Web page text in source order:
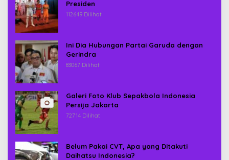
Presiden
112649 Dilihat
Ini Dia Hubungan Partai Garuda dengan
Gerindra
83067 Dilihat
Galeri Foto Klub Sepakbola Indonesia
Persija Jakarta
72714 Dilihat
Belum Pakai CVT, Apa yang Ditakuti
Daihatsu Indonesia?